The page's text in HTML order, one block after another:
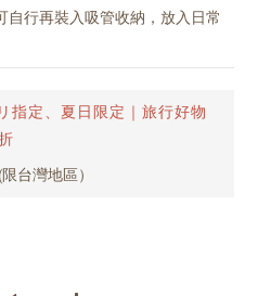
行再裝入吸管收納，放入日常
指定、夏日限定｜旅行好物
台灣地區）